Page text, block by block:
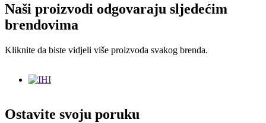
Naši proizvodi odgovaraju sljedećim
brendovima
Kliknite da biste vidjeli više proizvoda svakog brenda.
Ostavite svoju poruku